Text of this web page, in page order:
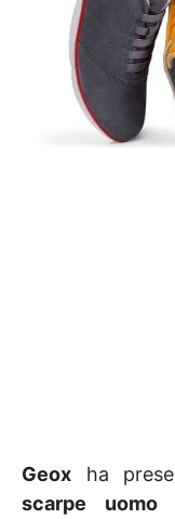
Geox ha
scarpe uomo